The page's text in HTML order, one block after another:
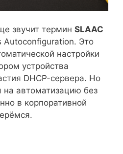
звучит термин SLAAC
Это
настройки
устройства
DHCP-сервера. Но
на автоматизацию без
в корпоративной